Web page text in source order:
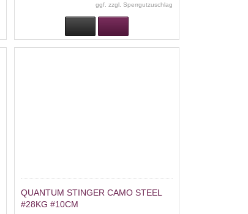
ggf. zzgl. Sperrgutzuschlag
QUANTUM STINGER CAMO STEEL
#28KG #10CM